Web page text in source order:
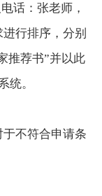
话：张老师，
行排序，分别
推荐书”并以此
统。
不符合申请条